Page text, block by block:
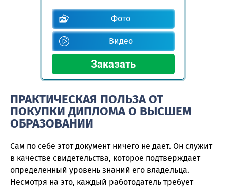
Фото
Видео
ПРАКТИЧЕСКАЯ ПОЛЬЗА ОТ
ПОКУПКИ ДИПЛОМА О ВЫСШЕМ
ОБРАЗОВАНИИ
Сам по себе этот документ ничего не дает. Он служит
в качестве свидетельства, которое подтверждает
определенный уровень знаний его владельца.
Несмотря на это, каждый работодатель требует